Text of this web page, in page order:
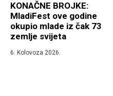
KONAČNE BROJKE:
MladiFest ove godine
okupio mlade iz čak 73
zemlje svijeta
6. Kolovoza 2026.